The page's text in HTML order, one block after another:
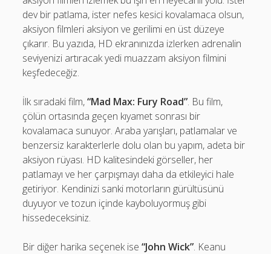
dev bir patlama, ister nefes kesici kovalamaca olsun,
aksiyon filmleri aksiyon ve gerilimi en üst düzeye
çıkarır. Bu yazıda, HD ekranınızda izlerken adrenalin
seviyenizi artıracak yedi muazzam aksiyon filmini
keşfedeceğiz.
İlk sıradaki film,“Mad Max: Fury Road”. Bu film,
çölün ortasında geçen kıyamet sonrası bir
kovalamaca sunuyor. Araba yarışları, patlamalar ve
benzersiz karakterlerle dolu olan bu yapım, adeta bir
aksiyon rüyası. HD kalitesindeki görseller, her
patlamayı ve her çarpışmayı daha da etkileyici hale
getiriyor. Kendinizi sanki motorların gürültüsünü
duyuyor ve tozun içinde kayboluyormuş gibi
hissedeceksiniz.
Bir diğer harika seçenek ise“John Wick”. Keanu